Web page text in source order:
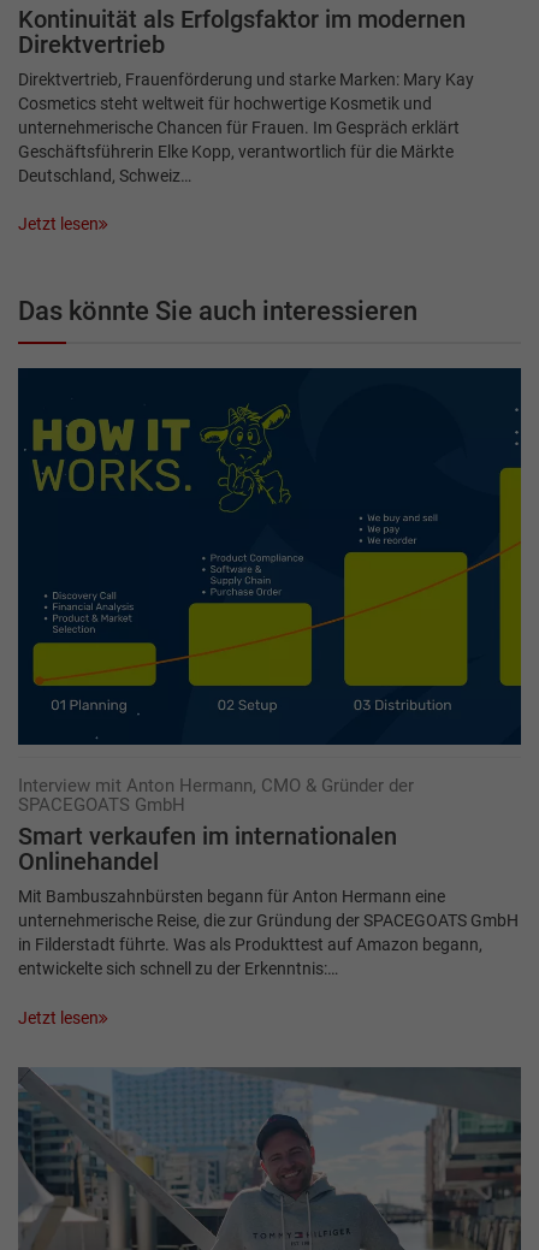
Kontinuität als Erfolgsfaktor im modernen
Direktvertrieb
Direktvertrieb, Frauenförderung und starke Marken: Mary Kay
Cosmetics steht weltweit für hochwertige Kosmetik und
unternehmerische Chancen für Frauen. Im Gespräch erklärt
Geschäftsführerin Elke Kopp, verantwortlich für die Märkte
Deutschland, Schweiz…
Jetzt lesen
Das könnte Sie auch interessieren
Interview mit Anton Hermann, CMO & Gründer der
SPACEGOATS GmbH
Smart verkaufen im internationalen
Onlinehandel
Mit Bambuszahnbürsten begann für Anton Hermann eine
unternehmerische Reise, die zur Gründung der SPACEGOATS GmbH
in Filderstadt führte. Was als Produkttest auf Amazon begann,
entwickelte sich schnell zu der Erkenntnis:…
Jetzt lesen